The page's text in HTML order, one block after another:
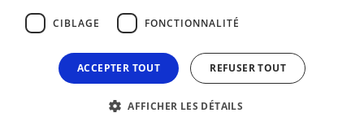
MENTIONS LÉGALES
CIBLAGE FONCTIONNALITÉ
ACCEPTER TOUT REFUSER TOUT
AFFICHER LES DÉTAILS